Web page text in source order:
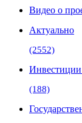
Видео о
Актуально
(2552)
(188)